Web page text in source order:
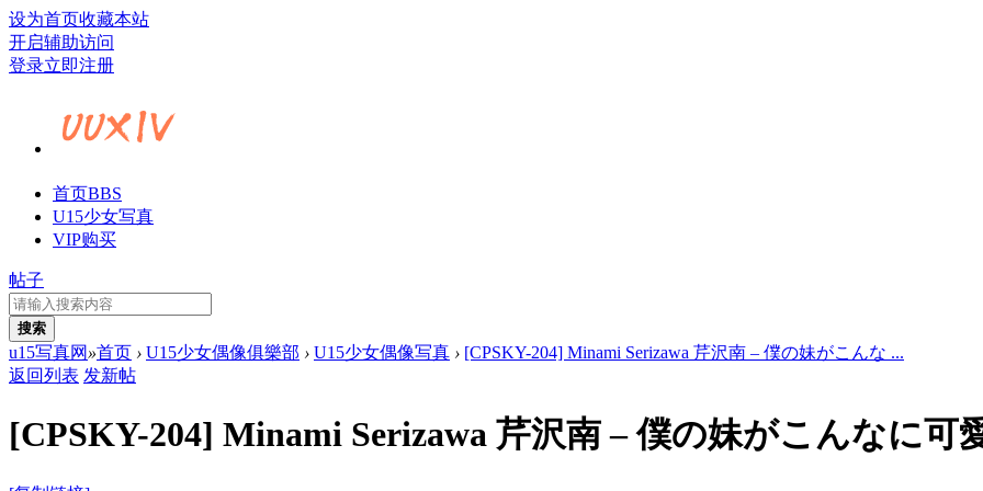
设为首页收藏本站
开启辅助访问
登录立即注册
首页BBS
U15少女写真
VIP购买
帖子
搜索
u15写真网 »首页 › U15少女偶像俱樂部 › U15少女偶像写真 › [CPSKY-204] Minami Serizawa 芹沢南 – 僕の妹がこんな ...
返回列表 发新帖
[CPSKY-204] Minami Serizawa 芹沢南 – 僕の妹がこんなに可